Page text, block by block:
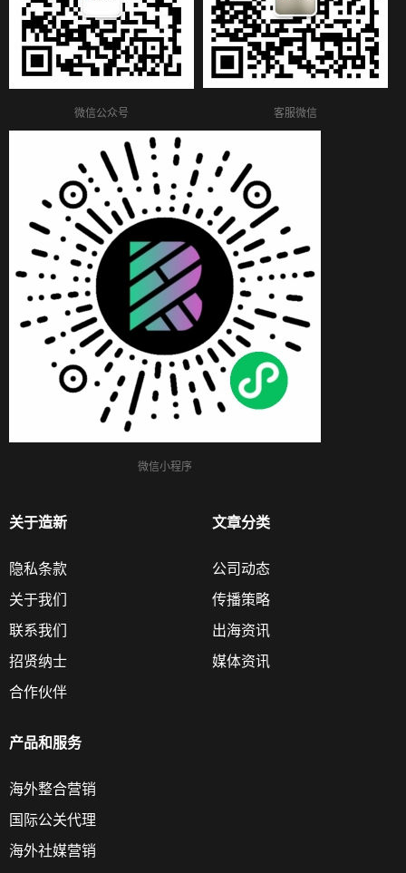
微信公众号 客服微信
微信小程序
关于造新
隐私条款
关于我们
联系我们
招贤纳士
合作伙伴
文章分类
公司动态
传播策略
出海资讯
媒体资讯
产品和服务
海外整合营销
国际公关代理
海外社媒营销